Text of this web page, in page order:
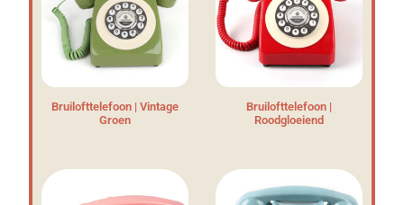
Bruilofttelefoon | Vintage
Groen
Bruilofttelefoon |
Roodgloeiend